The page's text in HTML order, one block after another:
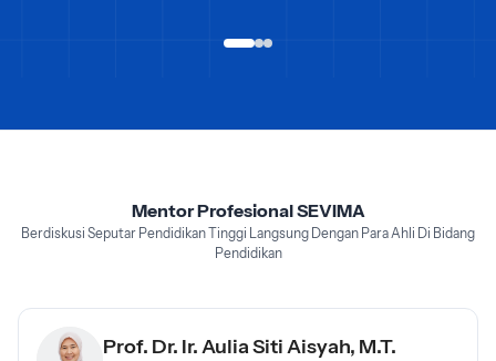
Mentor Profesional SEVIMA
Berdiskusi Seputar Pendidikan Tinggi Langsung Dengan Para Ahli Di Bidang
Pendidikan
Prof. Dr. Ir. Aulia Siti Aisyah, M.T.